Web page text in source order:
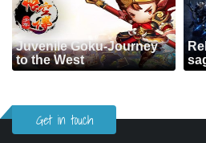
Juvenile Goku-Journey
to the West
Get in touch